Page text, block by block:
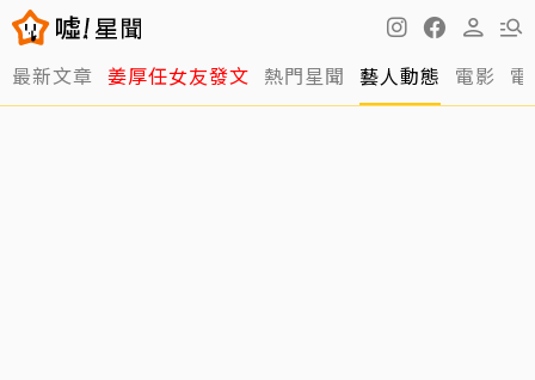
最新文章 姜厚任女友發文 熱門星聞 藝人動態 電影